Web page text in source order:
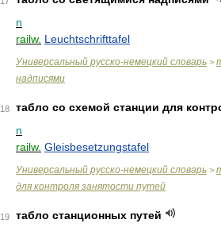
n
railw. Leuchtschrifttafel
Универсальный русско-немецкий словарь >
надписями
18
табло со схемой станции для
n
railw. Gleisbesetzungstafel
Универсальный русско-немецкий словарь >
для контроля занятости путей
19
табло станционных путей